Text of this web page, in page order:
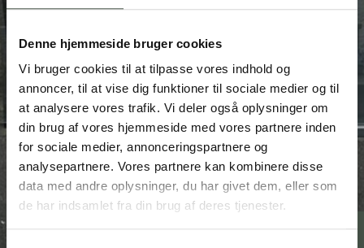
Denne hjemmeside bruger cookies
Vi bruger cookies til at tilpasse vores indhold og
annoncer, til at vise dig funktioner til sociale medier og til
at analysere vores trafik. Vi deler også oplysninger om
din brug af vores hjemmeside med vores partnere inden
for sociale medier, annonceringspartnere og
analysepartnere. Vores partnere kan kombinere disse
data med andre oplysninger, du har givet dem, eller som
de har indsamlet fra din brug af deres tjenester.